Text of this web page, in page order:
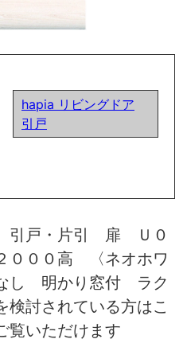
hapia リビングドア
引戸
引戸・片引 扉 Ｕ０
００高 〈ネオホワ
し 明かり窓付 ラク
検討されている方はこ
覧いただけます